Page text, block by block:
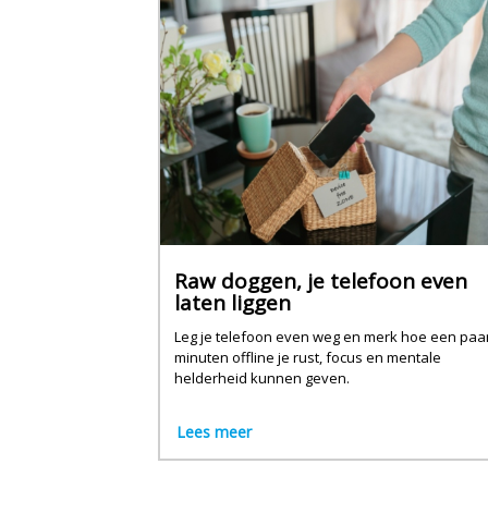
Raw doggen, je telefoon even
laten liggen
Leg je telefoon even weg en merk hoe een
minuten offline je rust, focus en mentale
helderheid kunnen geven.
Lees meer